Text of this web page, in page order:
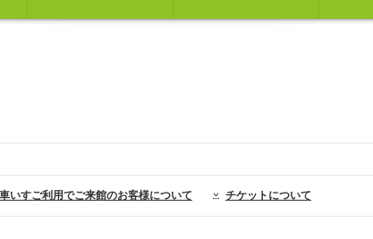
車いすご利用でご来館のお客様について チケットについて